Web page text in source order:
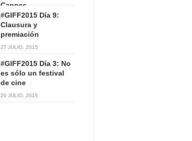
Cannes
#GIFF2015 Día 9:
Clausura y
premiación
27 JULIO, 2015
#GIFF2015 Día 3: No
es sólo un festival
de cine
20 JULIO, 2015